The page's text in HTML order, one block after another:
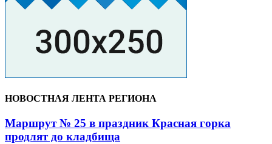
НОВОСТНАЯ ЛЕНТА РЕГИОНА
Маршрут № 25 в праздник Красная горка
продлят до кладбища